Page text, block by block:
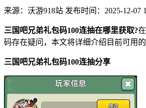
来源：沃游918站 发布时间：2025-12-07
三国吧兄弟礼包码100连抽在哪里获取?
码存在疑问，本文将详细介绍目前可用
三国吧兄弟礼包码100连抽分享